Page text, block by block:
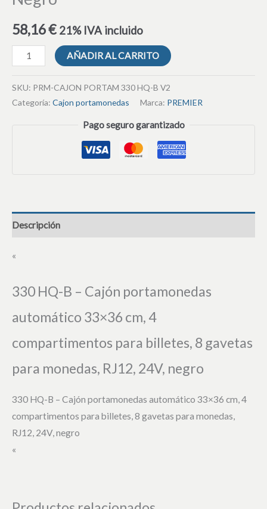
58,16€ 21% IVA incluido
AÑADIR AL CARRITO
SKU: PRM-CAJON PORTAM 330 HQ-B V2
Categoría: Cajon portamonedas Marca: PREMIER
Pago seguro garantizado
Descripción
«
330 HQ-B – Cajón portamonedas
automático 33×36 cm, 4
compartimentos para billetes, 8 gavetas
para monedas, RJ12, 24V, negro
330 HQ-B – Cajón portamonedas automático 33×36 cm, 4
compartimentos para billetes, 8 gavetas para monedas,
RJ12, 24V, negro
«